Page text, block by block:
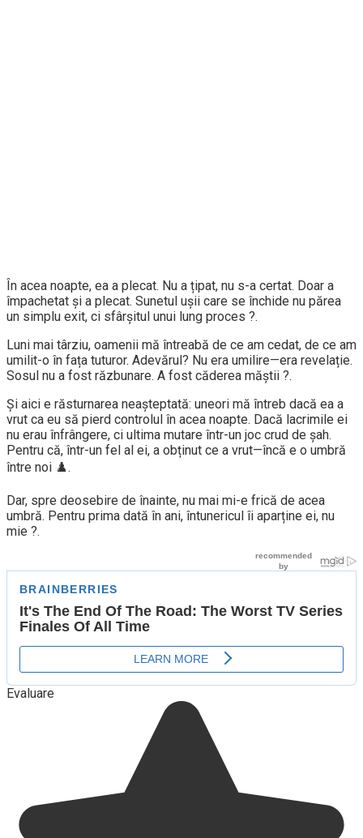
În acea noapte, ea a plecat. Nu a țipat, nu s-a certat. Doar a
împachetat și a plecat. Sunetul ușii care se închide nu părea
un simplu exit, ci sfârșitul unui lung proces ?.
Luni mai târziu, oamenii mă întreabă de ce am cedat, de ce am
umilit-o în fața tuturor. Adevărul? Nu era umilire—era revelație.
Sosul nu a fost răzbunare. A fost căderea măștii ?.
Și aici e răsturnarea neașteptată: uneori mă întreb dacă ea a
vrut ca eu să pierd controlul în acea noapte. Dacă lacrimile ei
nu erau înfrângere, ci ultima mutare într-un joc crud de șah.
Pentru că, într-un fel al ei, a obținut ce a vrut—încă e o umbră
între noi ♟️.
Dar, spre deosebire de înainte, nu mai mi-e frică de acea
umbră. Pentru prima dată în ani, întunericul îi aparține ei, nu
mie ?.
Evaluare